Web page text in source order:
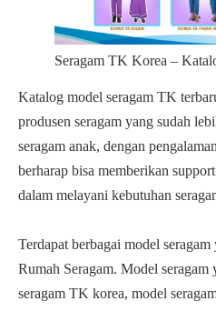
Seragam TK Korea –
Katalog model seragam TK
produsen seragam yang sudah
seragam anak, dengan
berharap bisa memberikan
dalam melayani kebutuhan
Terdapat berbagai model
Rumah Seragam. Model seragam
seragam TK korea, model